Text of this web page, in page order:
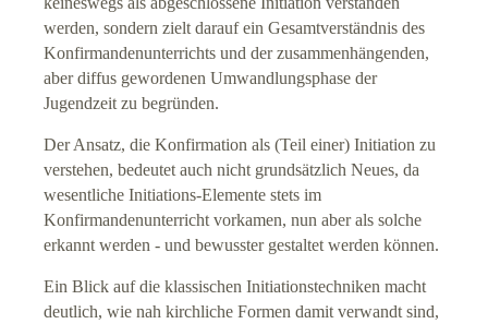
werden, sondern zielt darauf ein Gesamtverständnis des
Konfirmandenunterrichts und der zusammenhängenden,
aber diffus gewordenen Umwandlungsphase der
Jugendzeit zu begründen.
Der Ansatz, die Konfirmation als (Teil einer) Initiation zu
verstehen, bedeutet auch nicht grundsätzlich Neues, da
wesentliche Initiations-Elemente stets im
Konfirmandenunterricht vorkamen, nun aber als solche
erkannt werden - und bewusster gestaltet werden können.
Ein Blick auf die klassischen Initiationstechniken macht
deutlich, wie nah kirchliche Formen damit verwandt sind,